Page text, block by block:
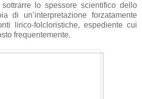
lo spessore scientifico dello
di un’interpretazione forzatamente
lirico-folcloristiche, espediente cui
frequentemente.